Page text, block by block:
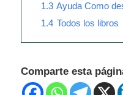
1.3 Ayuda Como
1.4 Todos los libros
Comparte esta